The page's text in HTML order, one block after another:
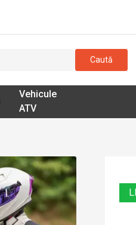
Caută
Vehicule
ATV